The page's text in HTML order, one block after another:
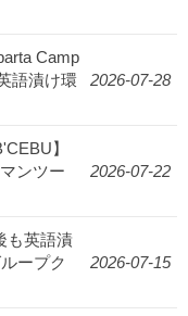
Camp
語漬け環
2026-07-28
】
ンツー
2026-07-22
も英語漬
ープク
2026-07-15